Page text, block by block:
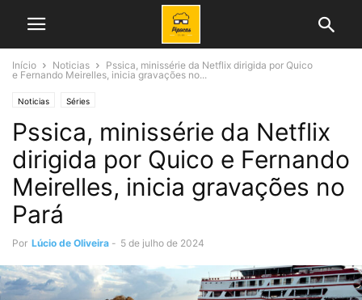
Início Noticias
Pssica, minissérie da Netflix dirigida por Quico
e Fernando Meirelles, inicia gravações no...
Noticias Séries
Pssica, minissérie da Netflix
dirigida por Quico e Fernando
Meirelles, inicia gravações no
Pará
Por Lúcio de Oliveira - 5 de julho de 2024